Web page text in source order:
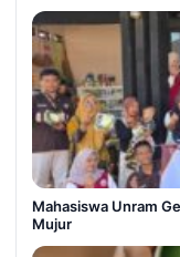
Mahasiswa Unram
Mujur